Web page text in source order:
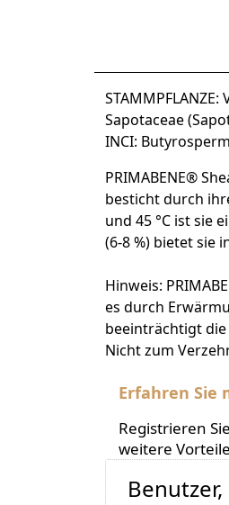
Sapotaceae
INCI:
PRIMABENE®
besticht durch
und 45 °C ist sie
(6-8 %) bietet sie
Hinweis:
es durch
beeinträchtigt
Nicht zum
Erfahren Sie
Registrieren
weitere